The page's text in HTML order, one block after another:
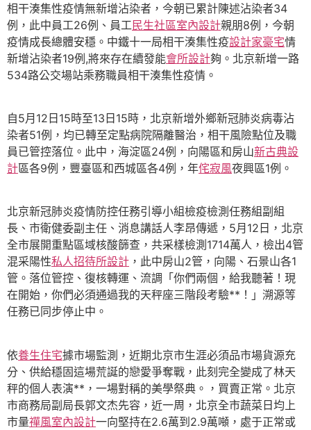
相干湊集性疫情無新增沾染者，今朝已累計陳述沾染者34
例，此中員工26例、員工民生社區室內設計親朋8例，今朝
疫情成長總體安穩。中鐵十一局相干湊集性疫設計家豪宅情
新增沾染者19例,將來存在續發能會所設計夠。北京新增一路
534路公交場站乘務職員相干湊集性疫情。
自5月12日15時至13日15時，北京新增外鄉新冠肺炎病毒沾
染者51例，均已轉至定點病院隔離醫治，相干風險點位及職
員已管控落位。此中，海淀區24例，向陽區和房山新古典設
計區各9例，豐臺區和西城區各4例，年侘寂風夜興區1例。
北京新冠肺炎疫情防控任務引導小組檢疫檢測任務組副組
長、市衛健委副主任、消息講話人李昂傳遞，5月12日，北京
全市展開重點區域核酸篩查，共采樣檢測1714萬人，檢出4管
混采陽性私人招待所設計 ，此中房山2管，向陽、石景山各1
管。落位管控、復核轉運、流調「你們兩個，給我聽著！現
在開始，你們必須通過我的天秤座三階段考驗**！」溯源等
任務已同步停止中。
依養生住宅據市場監測，近期北京市生涯必須品市場貨源充
分、供給穩固這場荒誕的戀愛爭奪戰，此刻完全變成了林天
秤的個人表演**，一場對稱的美學祭典。，買賣正常。北京
市商務局副局長郭文杰先容，近一周，北京全市蔬菜日均上
市量禪風室內設計一向堅持在2.6萬到2.9萬噸，處于正常或